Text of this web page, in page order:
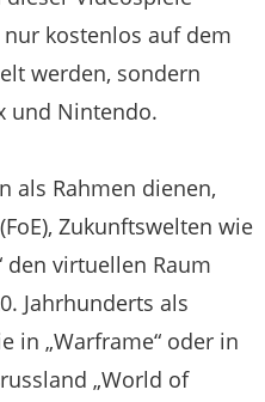
kostenlos auf dem
werden, sondern
und Nintendo.
als Rahmen dienen,
Zukunftswelten wie
den virtuellen Raum
Jahrhunderts als
in „Warframe“ oder in
„World of